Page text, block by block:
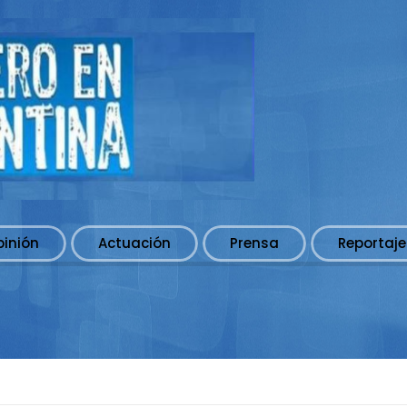
Actuación Prensa